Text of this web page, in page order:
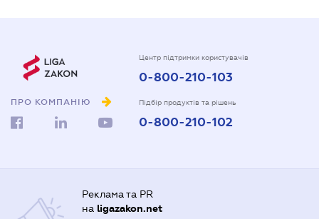
ПРО КОМПАНІЮ
Центр підтримки користувачів
0-800-210-103
Підбір продуктів та рішень
0-800-210-102
Реклама та PR
на ligazakon.net